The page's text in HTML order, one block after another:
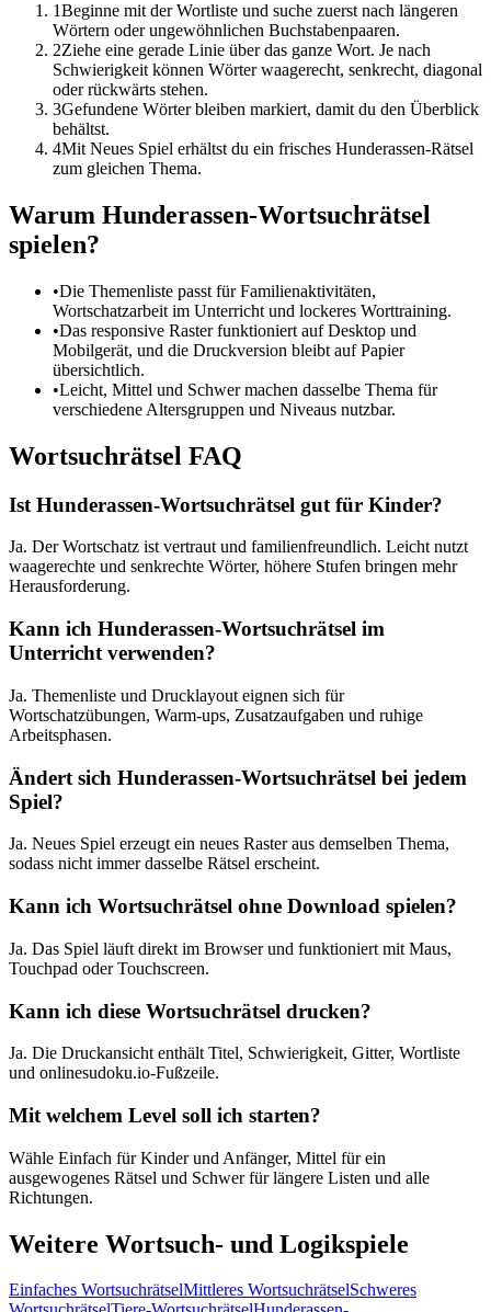
1Beginne mit der Wortliste und suche zuerst nach längeren
Wörtern oder ungewöhnlichen Buchstabenpaaren.
2Ziehe eine gerade Linie über das ganze Wort. Je nach
Schwierigkeit können Wörter waagerecht, senkrecht, diagonal
oder rückwärts stehen.
3Gefundene Wörter bleiben markiert, damit du den Überblick
behältst.
4Mit Neues Spiel erhältst du ein frisches Hunderassen-Rätsel
zum gleichen Thema.
Warum Hunderassen-Wortsuchrätsel
spielen?
•Die Themenliste passt für Familienaktivitäten,
Wortschatzarbeit im Unterricht und lockeres Worttraining.
•Das responsive Raster funktioniert auf Desktop und
Mobilgerät, und die Druckversion bleibt auf Papier
übersichtlich.
•Leicht, Mittel und Schwer machen dasselbe Thema für
verschiedene Altersgruppen und Niveaus nutzbar.
Wortsuchrätsel FAQ
Ist Hunderassen-Wortsuchrätsel gut für Kinder?
Ja. Der Wortschatz ist vertraut und familienfreundlich. Leicht nutzt
waagerechte und senkrechte Wörter, höhere Stufen bringen mehr
Herausforderung.
Kann ich Hunderassen-Wortsuchrätsel im
Unterricht verwenden?
Ja. Themenliste und Drucklayout eignen sich für
Wortschatzübungen, Warm-ups, Zusatzaufgaben und ruhige
Arbeitsphasen.
Ändert sich Hunderassen-Wortsuchrätsel bei jedem
Spiel?
Ja. Neues Spiel erzeugt ein neues Raster aus demselben Thema,
sodass nicht immer dasselbe Rätsel erscheint.
Kann ich Wortsuchrätsel ohne Download spielen?
Ja. Das Spiel läuft direkt im Browser und funktioniert mit Maus,
Touchpad oder Touchscreen.
Kann ich diese Wortsuchrätsel drucken?
Ja. Die Druckansicht enthält Titel, Schwierigkeit, Gitter, Wortliste
und onlinesudoku.io-Fußzeile.
Mit welchem Level soll ich starten?
Wähle Einfach für Kinder und Anfänger, Mittel für ein
ausgewogenes Rätsel und Schwer für längere Listen und alle
Richtungen.
Weitere Wortsuch- und Logikspiele
Einfaches WortsuchrätselMittleres WortsuchrätselSchweres